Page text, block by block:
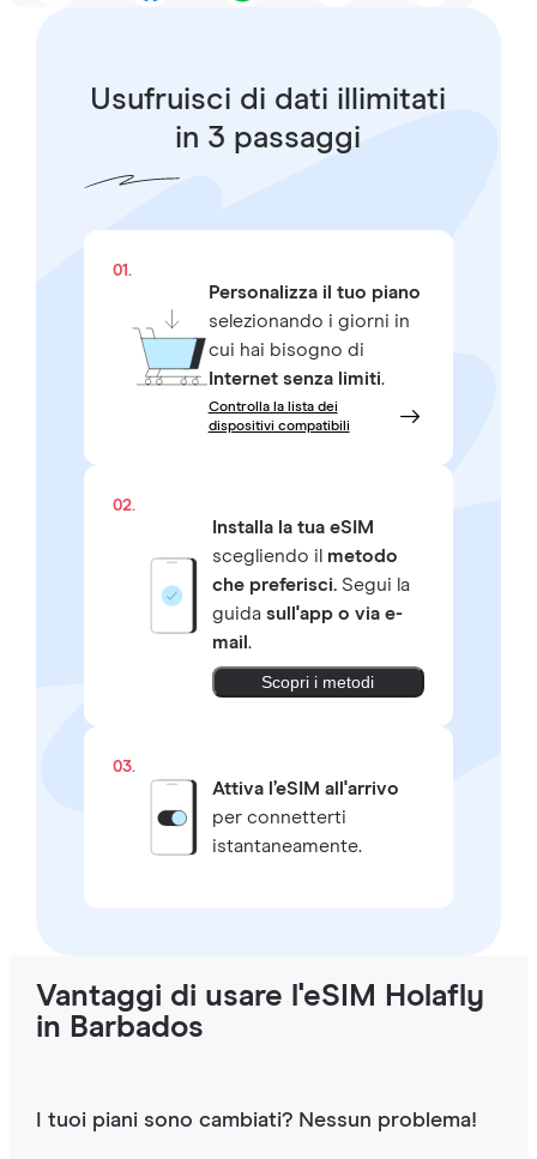
Usufruisci di dati illimitati
in 3 passaggi
01.
Personalizza il tuo piano
selezionando i giorni in
cui hai bisogno di
Internet senza limiti.
Controlla la lista dei
dispositivi compatibili
02.
Installa la tua eSIM
scegliendo il metodo
che preferisci.Segui la
guida sull'app o via e-
mail .
Scopri i metodi
03.
Attiva l’eSIM all'arrivo
per connetterti
istantaneamente.
Vantaggi di usare l'eSIM Holafly
in Barbados
I tuoi piani sono cambiati? Nessun problema!